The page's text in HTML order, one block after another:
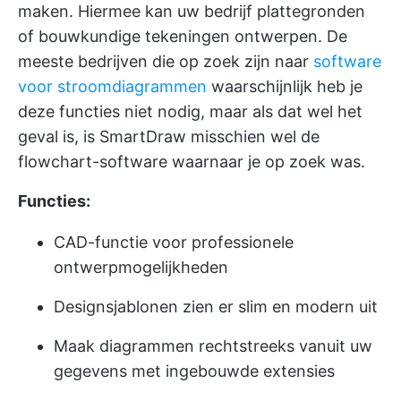
maken. Hiermee kan uw bedrijf plattegronden
of bouwkundige tekeningen ontwerpen. De
meeste bedrijven die op zoek zijn naar software
voor stroomdiagrammen waarschijnlijk heb je
deze functies niet nodig, maar als dat wel het
geval is, is SmartDraw misschien wel de
flowchart-software waarnaar je op zoek was.
Functies:
CAD-functie voor professionele
ontwerpmogelijkheden
Designsjablonen zien er slim en modern uit
Maak diagrammen rechtstreeks vanuit uw
gegevens met ingebouwde extensies